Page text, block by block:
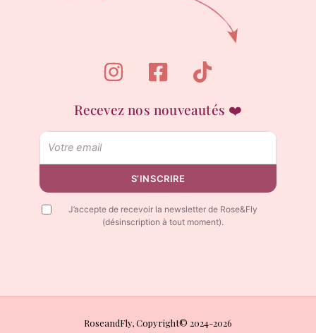
Recevez nos nouveautés ❤️
Email
S’INSCRIRE
J’accepte de recevoir la newsletter de Rose&Fly
(désinscription à tout moment).
RoseandFly, Copyright© 2024-2026